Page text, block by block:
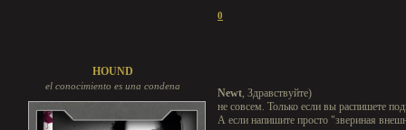
0
HOUND
el conocimiento es una condena
Newt, Здравствуйте)
не совсем. Только если вы распишете
А если напишите просто "звериная